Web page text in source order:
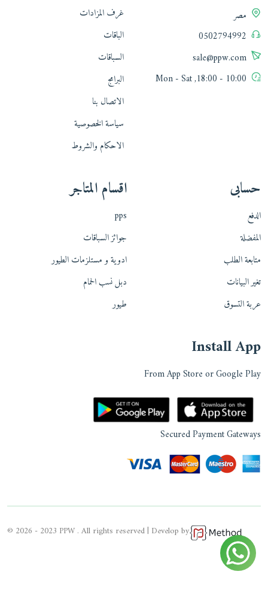
مصر
0502794992
sale@ppw.com
10:00 - 18:00, Mon - Sat
غرف المزادات
الباقات
السباقات
البرامج
الاتصال بنا
سياسة الخصوصية
الاحكام والشروط
حسابى
الدفع
المفضلة
متابعة الطلب
تغير البيانات
عربة التسوق
اقسام المتاجر
pps
جوائز السباقات
ادوية و مستلزمات الطيور
دبل نسب الحمام
طيور
Install App
From App Store or Google Play
Secured Payment Gateways
© 2026 - 2023 PPW . All rights reserved | Develop by